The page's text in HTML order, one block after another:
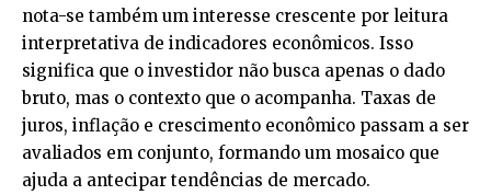
nota-se também um interesse crescente por leitura
interpretativa de indicadores econômicos. Isso
significa que o investidor não busca apenas o dado
bruto, mas o contexto que o acompanha. Taxas de
juros, inflação e crescimento econômico passam a ser
avaliados em conjunto, formando um mosaico que
ajuda a antecipar tendências de mercado.